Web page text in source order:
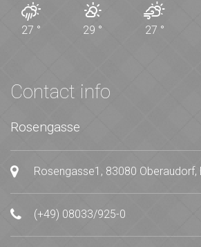
27 ° 29 ° 27 °
Contact info
Rosengasse
Rosengasse1, 83080 Oberaudorf,
(+49) 08033/925-0